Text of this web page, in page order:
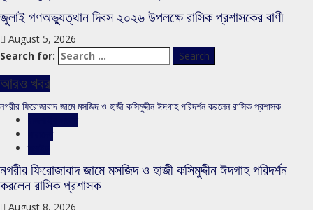
জুলাই গণঅভ্যুত্থান দিবস ২০২৬ উপলক্ষে রাসিক প্রশাসকের বাণী
August 5, 2026
Search for:
আরও খবর
নগরীর ফিরোজাবাদ জামে মসজিদ ও হাজী কসিমুদ্দীন ঈদগাহ পরিদর্শন করলেন রাসিক প্রশাসক
নগরীর ফিরোজাবাদ জামে মসজিদ ও হাজী কসিমুদ্দীন ঈদগাহ পরিদর্শন
করলেন রাসিক প্রশাসক
August 8, 2026